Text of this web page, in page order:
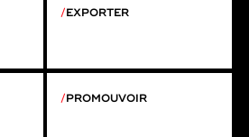
EXPORTER
PROMOUVOIR